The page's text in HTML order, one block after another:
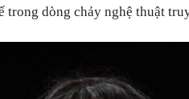
trong dòng chảy nghệ thuật